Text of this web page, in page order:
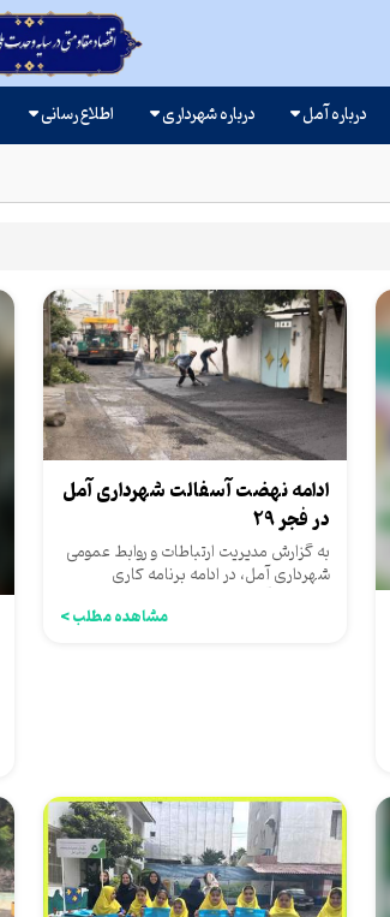
درباره آمل درباره شهرداری اطلاع رسانی
ادامه نهضت آسفالت شهرداری آمل
در فجر 29
به گزارش مدیریت ارتباطات و روابط عمومی
شهرداری آمل، در ادامه برنامه کاری
شهرداری آمل به منظور بهبود...
مشاهده مطلب >